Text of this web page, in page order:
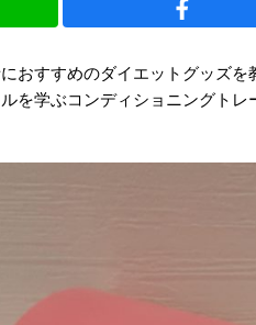
おすすめのダイエットグッズ
を学ぶコンディショニングト